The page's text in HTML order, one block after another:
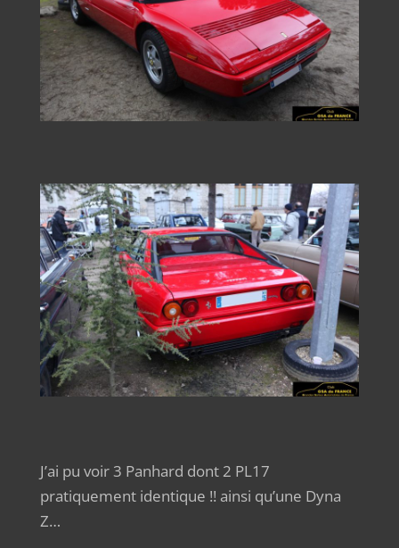
J’ai pu voir 3 Panhard dont 2 PL17
pratiquement identique !! ainsi qu’une Dyna
Z…